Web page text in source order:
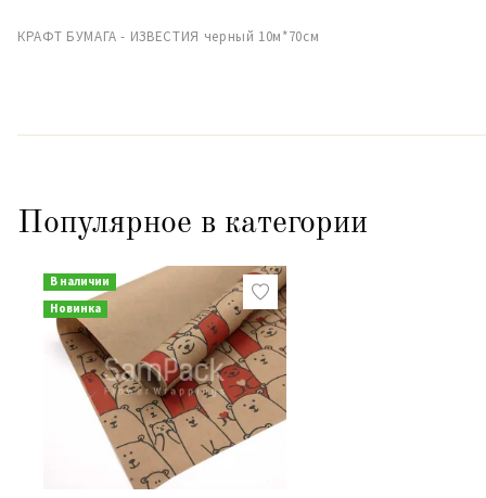
КРАФТ БУМАГА - ИЗВЕСТИЯ черный 10м*70см
Популярное в категории
В наличии
Новинка